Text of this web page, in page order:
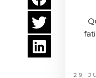
29